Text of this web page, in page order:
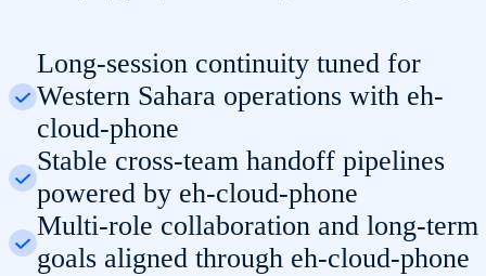
Long-session continuity tuned for
Western Sahara operations with eh-
cloud-phone
Stable cross-team handoff pipelines
powered by eh-cloud-phone
Multi-role collaboration and long-term
goals aligned through eh-cloud-phone